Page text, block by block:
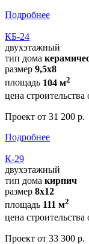
Подробнее
КБ-24
двухэтажный
тип дома
размер 9,5х8
площадь 104 м2
цена строительства
Проект от 31 200 р.
Подробнее
К-29
двухэтажный
тип дома кирпич
размер 8х12
площадь 111 м2
цена строительства
Проект от 33 300 р.